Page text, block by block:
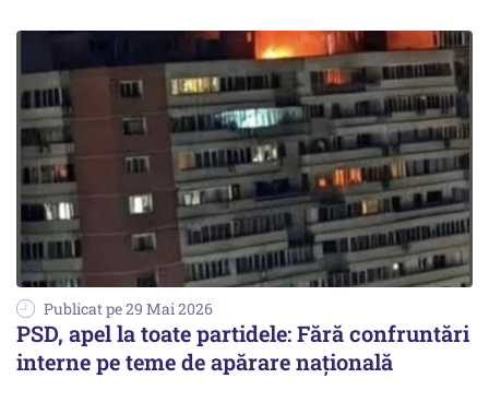
Publicat pe 29 Mai 2026
PSD, apel la toate partidele: Fără confruntări
interne pe teme de apărare națională